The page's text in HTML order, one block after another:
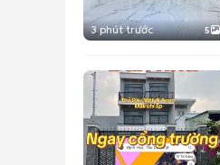
3 phút trước 5